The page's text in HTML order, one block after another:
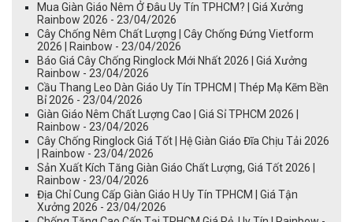
Mua Giàn Giáo Nêm Ở Đâu Uy Tín TPHCM? | Giá Xưởng
Rainbow 2026 - 23/04/2026
Cây Chống Nêm Chất Lượng | Cây Chống Đứng Vietform
2026 | Rainbow - 23/04/2026
Báo Giá Cây Chống Ringlock Mới Nhất 2026 | Giá Xưởng
Rainbow - 23/04/2026
Cầu Thang Leo Dàn Giáo Uy Tín TPHCM | Thép Mạ Kẽm Bền
Bỉ 2026 - 23/04/2026
Giàn Giáo Nêm Chất Lượng Cao | Giá Sỉ TPHCM 2026 |
Rainbow - 23/04/2026
Cây Chống Ringlock Giá Tốt | Hệ Giàn Giáo Đĩa Chịu Tải 2026
| Rainbow - 23/04/2026
Sản Xuất Kích Tăng Giàn Giáo Chất Lượng, Giá Tốt 2026 |
Rainbow - 23/04/2026
Địa Chỉ Cung Cấp Giàn Giáo H Uy Tín TPHCM | Giá Tận
Xưởng 2026 - 23/04/2026